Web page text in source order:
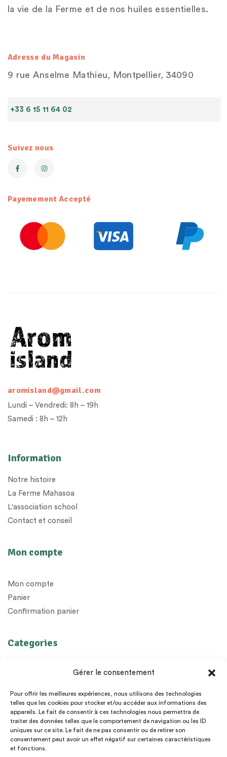
Gérer le consentement
Pour offrir les meilleures expériences, nous utilisons des technologies
telles que les cookies pour stocker et/ou accéder aux informations des
appareils. Le fait de consentir à ces technologies nous permettra de
traiter des données telles que le comportement de navigation ou les ID
uniques sur ce site. Le fait de ne pas consentir ou de retirer son
consentement peut avoir un effet négatif sur certaines caractéristiques
et fonctions.
la vie de la Ferme et de nos huiles essentielles.
Adresse du Magasin
9 rue Anselme Mathieu, Montpellier, 34090
+33 6 15 11 64 02
Suivez nous
Payemement Accepté
Information
Notre histoire
La Ferme Mahasoa
L'association school
Contact et conseil
Mon compte
Mon compte
Panier
Confirmation panier
Categories
Préparations
Diffuseurs
Epices
Livres et cadeaux
aromisland@gmail.com
Lundi – Vendredi: 8h – 19h
Samedi : 8h – 12h